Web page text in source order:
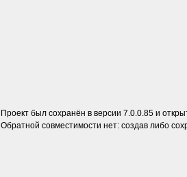
Проект был сохранён в версии 7.0.0.85 и
Обратной совместимости нет: создав либо